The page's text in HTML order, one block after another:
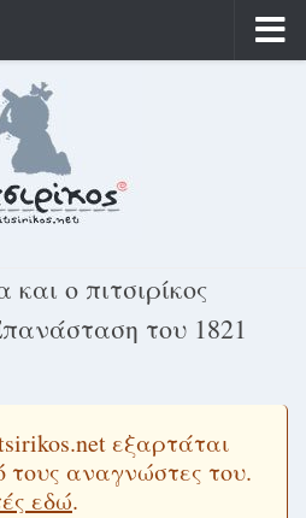
ο πιτσιρίκος
του 1821
εξαρτάται
τους αναγνώστες του.
εδώ.